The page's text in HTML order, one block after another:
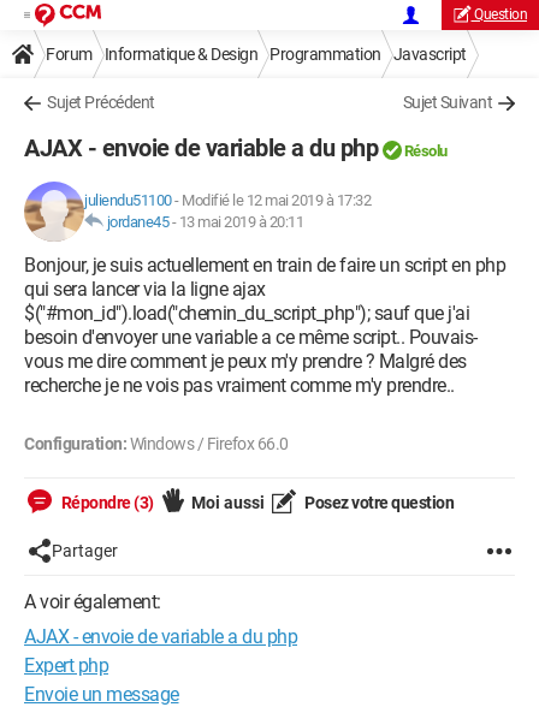
Question
Forum Informatique & Design Programmation Javascript
Sujet Précédent Sujet Suivant
AJAX - envoie de variable a du php Résolu
juliendu51100- Modifié le 12 mai 2019 à 17:32
jordane45- 13 mai 2019 à 20:11
Bonjour, je suis actuellement en train de faire un script en php
qui sera lancer via la ligne ajax
$("#mon_id").load("chemin_du_script_php"); sauf que j'ai
besoin d'envoyer une variable a ce même script.. Pouvais-
vous me dire comment je peux m'y prendre ? Malgré des
recherche je ne vois pas vraiment comme m'y prendre..
Configuration:Windows / Firefox 66.0
Répondre (3) Moi aussi Posez votre question
Partager
A voir également:
AJAX - envoie de variable a du php
Expert php
Envoie un message